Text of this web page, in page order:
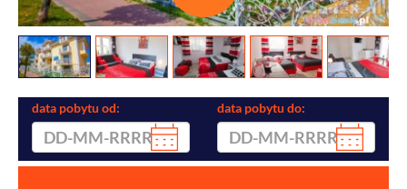
data pobytu od: data pobytu do: